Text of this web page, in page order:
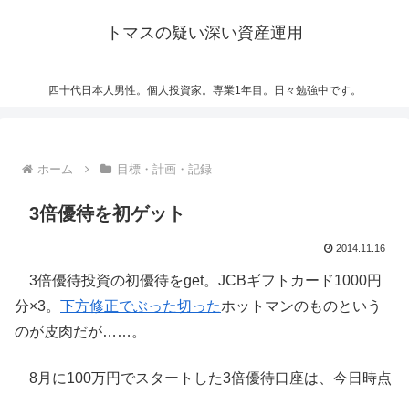
トマスの疑い深い資産運用
四十代日本人男性。個人投資家。専業1年目。日々勉強中です。
ホーム 目標・計画・記録
3倍優待を初ゲット
2014.11.16
3倍優待投資の初優待をget。JCBギフトカード1000円
分×3。 下方修正でぶった切ったホットマンのものという
のが皮肉だが……。
8月に100万円でスタートした3倍優待口座は、今日時点